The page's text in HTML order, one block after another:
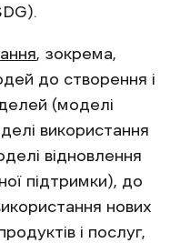
, зокрема,
до створення і
(моделі
використання
відновлення
підтримки), до
нових
і послуг,